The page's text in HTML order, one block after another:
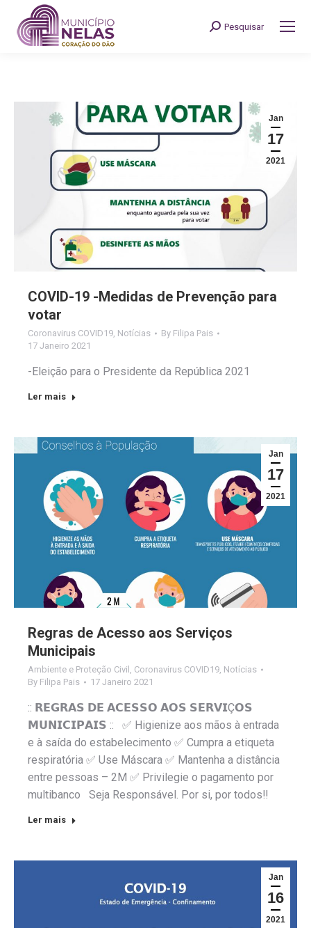
Search:
Pesquisar
Jan
17
2021
COVID-19 -Medidas de Prevenção para
votar
Coronavirus COVID19, Notícias By Filipa Pais
17 Janeiro 2021
-Eleição para o Presidente da República 2021
Ler mais
Jan
17
2021
Regras de Acesso aos Serviços
Municipais
Ambiente e Proteção Civil , Coronavirus COVID19, Notícias
By Filipa Pais 17 Janeiro 2021
:: 𝗥𝗘𝗚𝗥𝗔𝗦 𝗗𝗘 𝗔𝗖𝗘𝗦𝗦𝗢 𝗔𝗢𝗦 𝗦𝗘𝗥𝗩𝗜Ç𝗢𝗦
𝗠𝗨𝗡𝗜𝗖𝗜𝗣𝗔𝗜𝗦 :: ✅ Higienize aos mãos à entrada
e à saída do estabelecimento ✅ Cumpra a etiqueta
respiratória ✅ Use Máscara ✅ Mantenha a distância
entre pessoas – 2M ✅ Privilegie o pagamento por
multibanco Seja Responsável. Por si, por todos‼️
Ler mais
Jan
16
2021